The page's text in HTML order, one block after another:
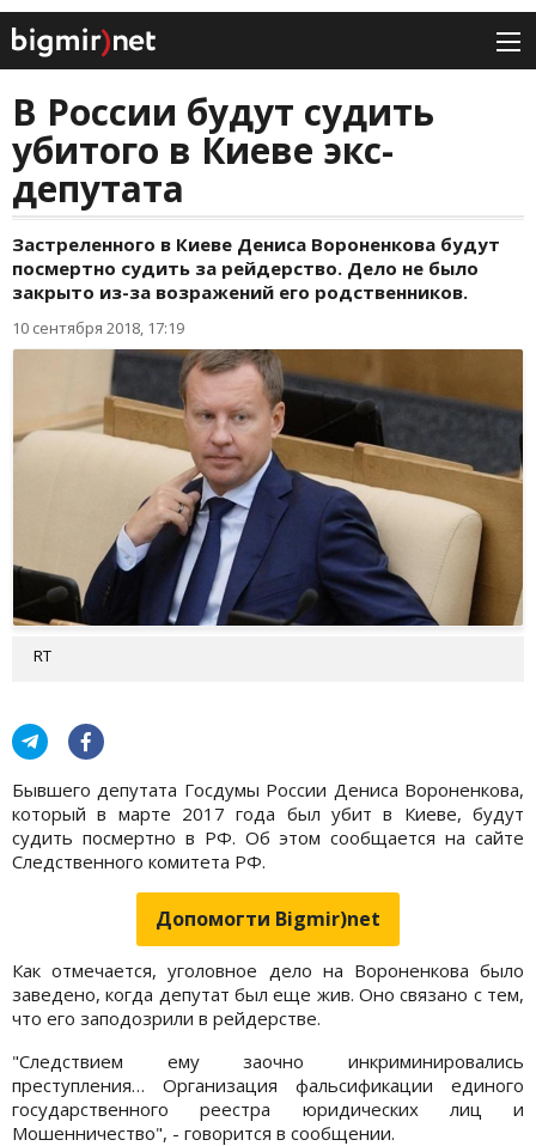
В России будут судить
убитого в Киеве экс-
депутата
Застреленного в Киеве Дениса Вороненкова будут
посмертно судить за рейдерство. Дело не было
закрыто из-за возражений его родственников.
10 сентября 2018, 17:19
RT
Бывшего депутата Госдумы России Дениса Вороненкова,
который в марте 2017 года был убит в Киеве, будут
судить посмертно в РФ. Об этом сообщается на сайте
Следственного комитета РФ.
Допомогти Bigmir)net
Как отмечается, уголовное дело на Вороненкова было
заведено, когда депутат был еще жив. Оно связано с тем,
что его заподозрили в рейдерстве.
"Следствием ему заочно инкриминировались
преступления… Организация фальсификации единого
государственного реестра юридических лиц и
Мошенничество", - говорится в сообщении.